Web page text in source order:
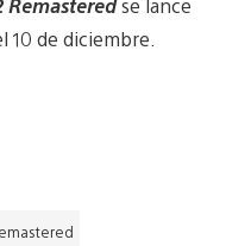
Remasteredse lance
10 de diciembre.